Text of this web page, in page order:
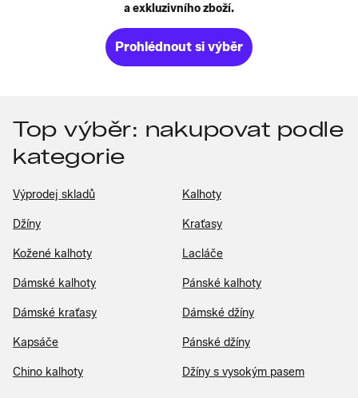
a exkluzivního zboží.
Prohlédnout si výběr
Top výběr: nakupovat podle
kategorie
Výprodej skladů Kalhoty
Džíny Kraťasy
Kožené kalhoty Lacláče
Dámské kalhoty Pánské kalhoty
Dámské kraťasy Dámské džíny
Kapsáče Pánské džíny
Chino kalhoty Džíny s vysokým pasem